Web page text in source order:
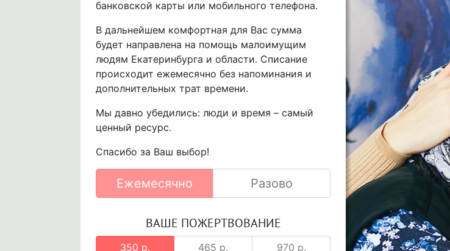
банковской карты или мобильного телефона.
В дальнейшем комфортная для Вас сумма
будет направлена на помощь малоимущим
людям Екатеринбурга и области. Списание
происходит ежемесячно без напоминания и
дополнительных трат времени.
Мы давно убедились: люди и время – самый
ценный ресурс.
Спасибо за Ваш выбор!
Ежемесячно Разово
ВАШЕ ПОЖЕРТВОВАНИЕ
350 р. 465 р. 970 р.